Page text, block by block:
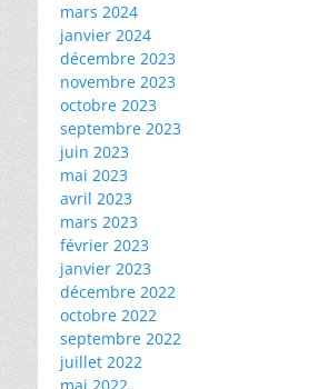
mars 2024
janvier 2024
décembre 2023
novembre 2023
octobre 2023
septembre 2023
juin 2023
mai 2023
avril 2023
mars 2023
février 2023
janvier 2023
décembre 2022
octobre 2022
septembre 2022
juillet 2022